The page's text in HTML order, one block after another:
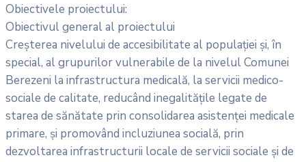
Obiectivele proiectului:
Obiectivul general al proiectului
Creșterea nivelului de accesibilitate al populației și, în
special, al grupurilor vulnerabile de la nivelul Comunei
Berezeni la infrastructura medicală, la servicii medico-
sociale de calitate, reducând inegalitățile legate de
starea de sănătate prin consolidarea asistenței medicale
primare, și promovând incluziunea socială, prin
dezvoltarea infrastructurii locale de servicii sociale și de